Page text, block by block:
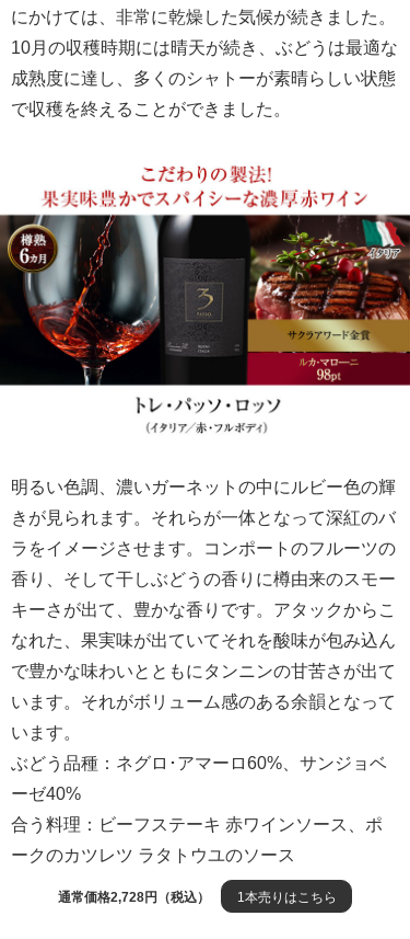
にかけては、非常に乾燥した気候が続きました。
10月の収穫時期には晴天が続き、ぶどうは最適な
成熟度に達し、多くのシャトーが素晴らしい状態
で収穫を終えることができました。
明るい色調、濃いガーネットの中にルビー色の輝
きが見られます。それらが一体となって深紅のバ
ラをイメージさせます。コンポートのフルーツの
香り、そして干しぶどうの香りに樽由来のスモー
キーさが出て、豊かな香りです。アタックからこ
なれた、果実味が出ていてそれを酸味が包み込ん
で豊かな味わいとともにタンニンの甘苦さが出て
います。それがボリューム感のある余韻となって
います。
ぶどう品種：ネグロ･アマーロ60%、サンジョベ
ーゼ40%
合う料理：ビーフステーキ 赤ワインソース、ポ
ークのカツレツ ラタトウユのソース
通常価格2,728円（税込） 1本売りはこちら